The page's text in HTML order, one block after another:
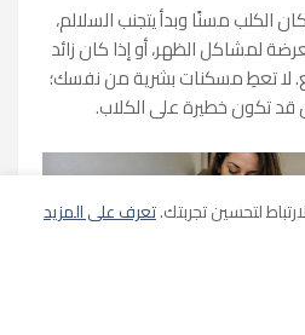
الكلب مسنًا وبدأ يتجنب السلالم،
لمشاكل الظهر، أو إذا كان زائد
لا تعطِ مسكنات بشرية من نفسك؛
قد تكون خطيرة على الكلاب.
لتحسين تجربتك.تعرف على المزيد